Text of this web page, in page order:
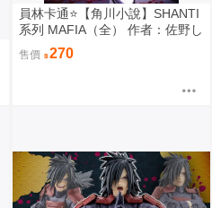
員林卡通⭐️【角川小說】SHANTI
系列 MAFIA（全） 作者：佐野し
なの (附尼采書套)
售價 270